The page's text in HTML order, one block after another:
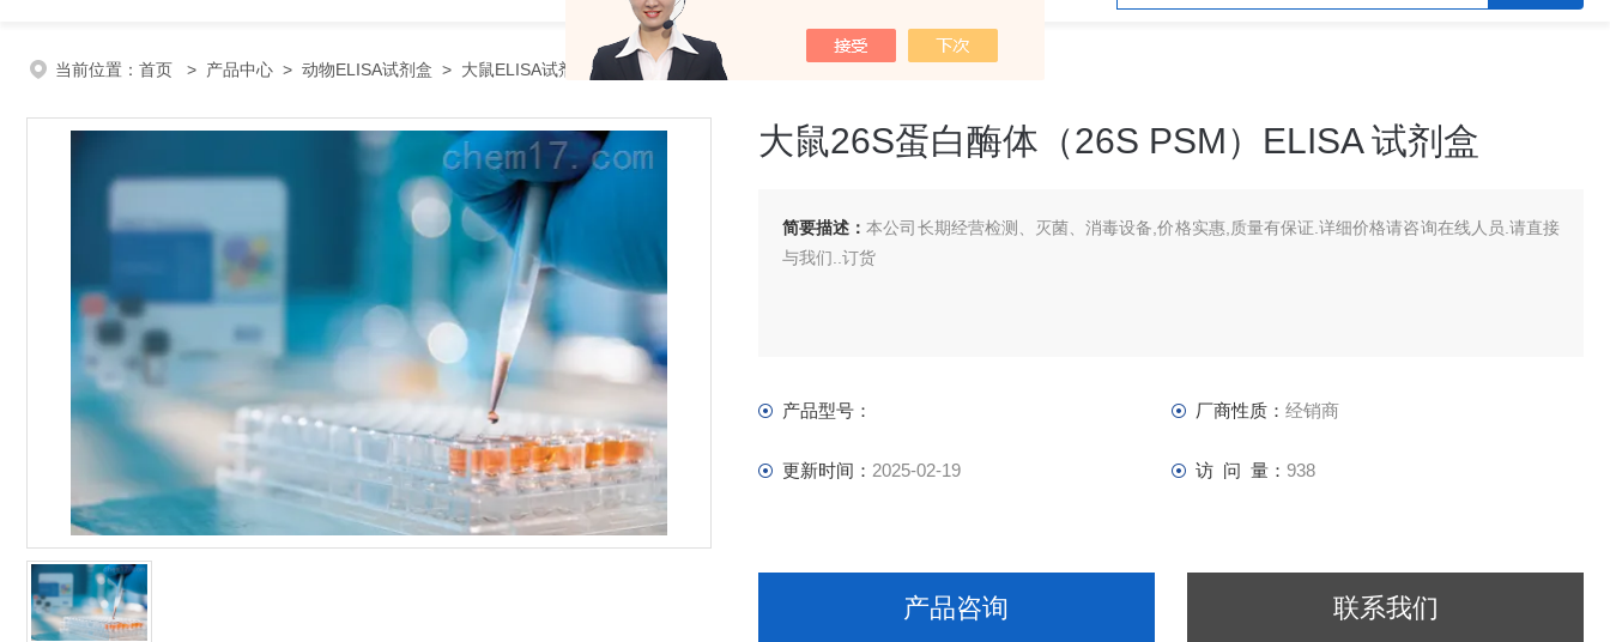
当前位置： 首页 > 产品中心 > 动物ELISA试剂盒 > 大鼠ELISA试剂盒> 大鼠26S蛋白酶体（26S PSM）ELISA 试剂盒
大鼠26S蛋白酶体（26S PSM）ELISA 试剂盒
简要描述：本公司长期经营检测、灭菌、消毒设备,价格实惠,质量有保证.详细价格请咨询在线人员.请直接
与我们..订货
产品型号： 厂商性质： 经销商
更新时间： 2025-02-19 访 问 量： 938
产品咨询 联系我们